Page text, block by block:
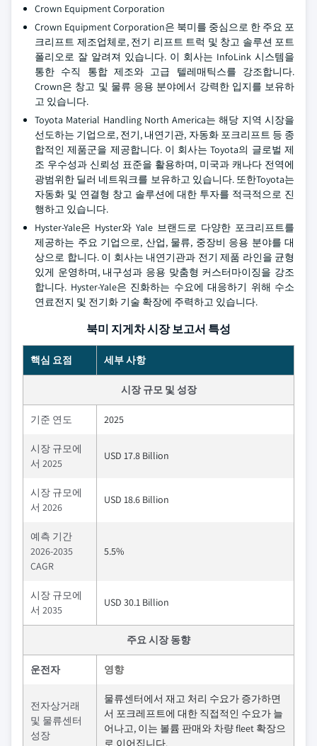
Crown Equipment Corporation
Crown Equipment Corporation은 북미를 중심으로 한 주요 포
크리프트 제조업체로, 전기 리프트 트럭 및 창고 솔루션 포트
폴리오로 잘 알려져 있습니다. 이 회사는 InfoLink 시스템을
통한 수직 통합 제조와 고급 텔레매틱스를 강조합니다.
Crown은 창고 및 물류 응용 분야에서 강력한 입지를 보유하
고 있습니다.
Toyota Material Handling North America는 해당 지역 시장을
선도하는 기업으로, 전기, 내연기관, 자동화 포크리프트 등 종
합적인 제품군을 제공합니다. 이 회사는 Toyota의 글로벌 제
조 우수성과 신뢰성 표준을 활용하며, 미국과 캐나다 전역에
광범위한 딜러 네트워크를 보유하고 있습니다. 또한Toyota는
자동화 및 연결형 창고 솔루션에 대한 투자를 적극적으로 진
행하고 있습니다.
Hyster-Yale은 Hyster와 Yale 브랜드로 다양한 포크리프트를
제공하는 주요 기업으로, 산업, 물류, 중장비 응용 분야를 대
상으로 합니다. 이 회사는 내연기관과 전기 제품 라인을 균형
있게 운영하며, 내구성과 응용 맞춤형 커스터마이징을 강조
합니다. Hyster-Yale은 진화하는 수요에 대응하기 위해 수소
연료전지 및 전기화 기술 확장에 주력하고 있습니다.
북미 지게차 시장 보고서 특성
핵심 요점 세부 사항
시장 규모 및 성장
기준 연도 2025
시장 규모에
서 2025
USD 17.8 Billion
시장 규모에
서 2026
USD 18.6 Billion
예측 기간
2026-2035
CAGR
5.5%
시장 규모에
서 2035
USD 30.1 Billion
주요 시장 동향
운전자 영향
전자상거래
및 물류센터
성장
물류센터에서 재고 처리 수요가 증가하면
서 포크레프트에 대한 직접적인 수요가 늘
어나고, 이는 볼륨 판매와 차량 fleet 확장으
로 이어집니다.